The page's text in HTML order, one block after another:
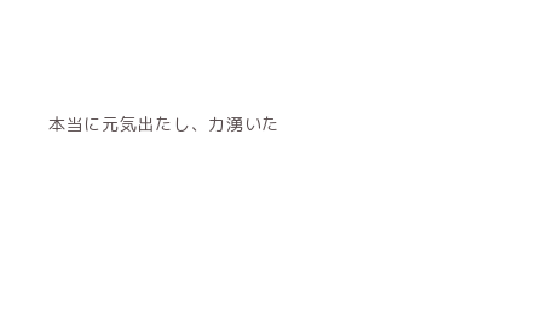
本当に元気出たし、力湧いた